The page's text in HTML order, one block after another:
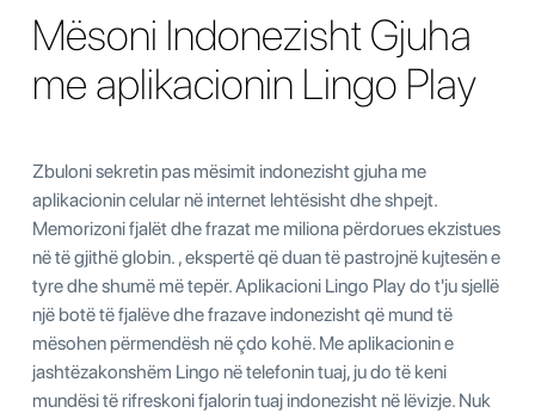
Mësoni Indonezisht Gjuha
me aplikacionin Lingo Play
Zbuloni sekretin pas mësimit indonezisht gjuha me
aplikacionin celular në internet lehtësisht dhe shpejt.
Memorizoni fjalët dhe frazat me miliona përdorues ekzistues
në të gjithë globin. , ekspertë që duan të pastrojnë kujtesën e
tyre dhe shumë më tepër. Aplikacioni Lingo Play do t'ju sjellë
një botë të fjalëve dhe frazave indonezisht që mund të
mësohen përmendësh në çdo kohë. Me aplikacionin e
jashtëzakonshëm Lingo në telefonin tuaj, ju do të keni
mundësi të rifreskoni fjalorin tuaj indonezisht në lëvizje. Nuk